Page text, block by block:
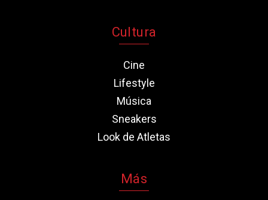
Cultura
Cine
Lifestyle
Música
Sneakers
Look de Atletas
Más